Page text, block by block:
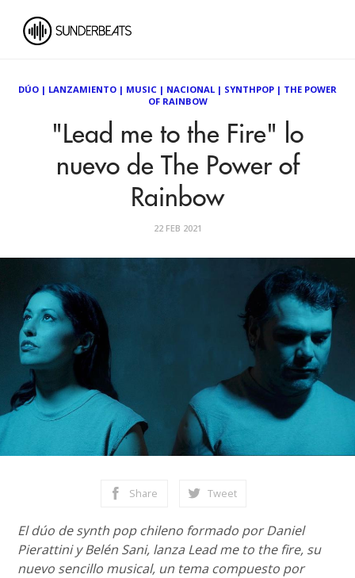
DÚO | LANZAMIENTO | MUSIC | NACIONAL | SYNTHPOP | THE POWER
OF RAINBOW
"Lead me to the Fire" lo
nuevo de The Power of
Rainbow
22 FEB 2021
Share Tweet
El dúo de synth pop chileno formado por Daniel
Pierattini y Belén Sani, lanza Lead me to the fire, su
nuevo sencillo musical, un tema compuesto por